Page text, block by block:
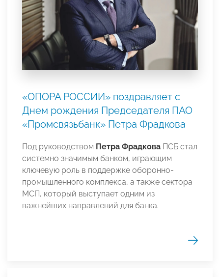
«ОПОРА РОССИИ» поздравляет с
Днем рождения Председателя ПАО
«Промсвязьбанк» Петра Фрадкова
Под руководством Петра Фрадкова ПСБ стал
системно значимым банком, играющим
ключевую роль в поддержке оборонно-
промышленного комплекса, а также сектора
МСП, который выступает одним из
важнейших направлений для банка.